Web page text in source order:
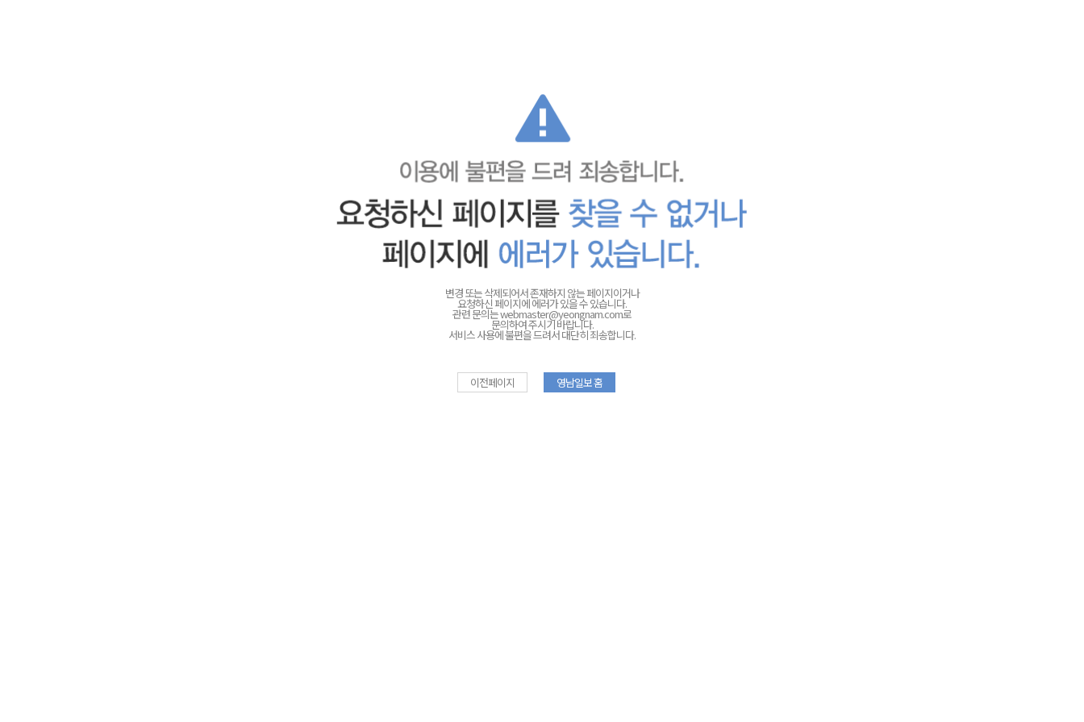
변경 또는 삭제되어서 존재하지 않는 페이지이거나
요청하신 페이지에 에러가 있을 수 있습니다.
관련 문의는webmaster@yeongnam.com로
문의하여 주시기 바랍니다.
서비스 사용에 불편을 드려서 대단히 죄송합니다.
이전페이지 영남일보 홈